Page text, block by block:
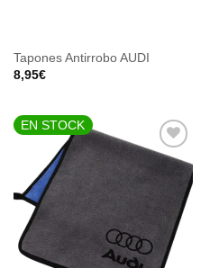
Tapones Antirrobo AUDI
8,95€
EN STOCK
DE
DESEOS